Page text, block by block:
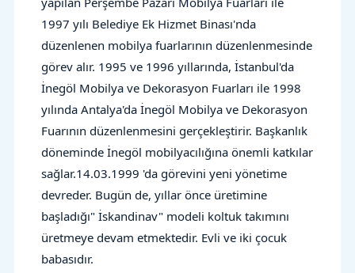
1997 yılı Belediye Ek Hizmet Binası'nda
düzenlenen mobilya fuarlarının düzenlenmesinde
görev alır. 1995 ve 1996 yıllarında, İstanbul'da
İnegöl Mobilya ve Dekorasyon Fuarları ile 1998
yılında Antalya'da İnegöl Mobilya ve Dekorasyon
Fuarının düzenlenmesini gerçekleştirir. Başkanlık
döneminde İnegöl mobilyacılığına önemli katkılar
sağlar.14.03.1999 'da görevini yeni yönetime
devreder. Bugün de, yıllar önce üretimine
başladığı" İskandinav" modeli koltuk takımını
üretmeye devam etmektedir. Evli ve iki çocuk
babasıdır.